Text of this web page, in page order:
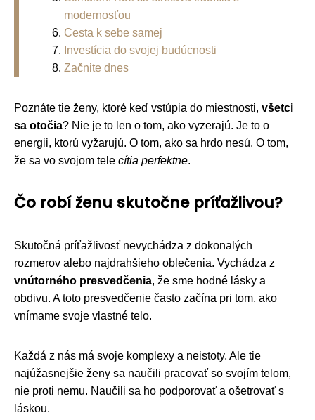
modernosťou
Cesta k sebe samej
Investícia do svojej budúcnosti
Začnite dnes
Poznáte tie ženy, ktoré keď vstúpia do miestnosti, všetci
sa otočia? Nie je to len o tom, ako vyzerajú. Je to o
energii, ktorú vyžarujú. O tom, ako sa hrdо nesú. O tom,
že sa vo svojom tele cítia perfektne.
Čo robí ženu skutočne príťažlivou?
Skutočná príťažlivosť nevychádza z dokonalých
rozmerov alebo najdrahšieho oblečenia. Vychádza z
vnútorného presvedčenia, že sme hodné lásky a
obdivu. A toto presvedčenie často začína pri tom, ako
vnímame svoje vlastné telo.
Každá z nás má svoje komplexy a neistoty. Ale tie
najúžasnejšie ženy sa naučili pracovať so svojím telom,
nie proti nemu. Naučili sa ho podporovať a ošetrovať s
láskou.